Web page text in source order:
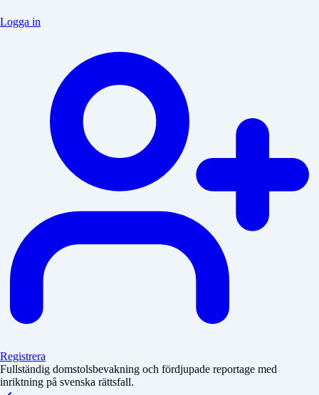
Logga in
Registrera
Fullständig domstolsbevakning och fördjupade reportage med
inriktning på svenska rättsfall.